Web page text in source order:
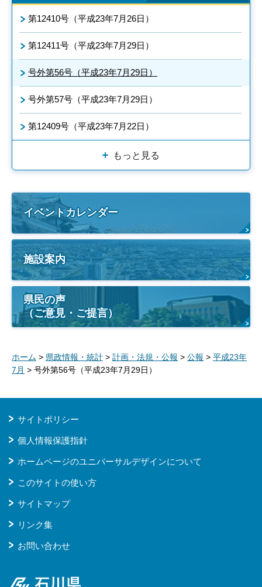
第12410号（平成23年7月26日）
第12411号（平成23年7月29日）
号外第56号（平成23年7月29日）
号外第57号（平成23年7月29日）
第12409号（平成23年7月22日）
もっと見る
イベントカレンダー
施設案内
県民の声
（ご意見・ご提言）
ホーム > 県政情報・統計 > 計画・法規・公報 > 公報 > 平成23年
7月 > 号外第56号（平成23年7月29日）
サイトポリシー
個人情報保護指針
ホームページのユニバーサルデザインについて
このサイトの使い方
サイトマップ
リンク集
お問い合わせ
石川県